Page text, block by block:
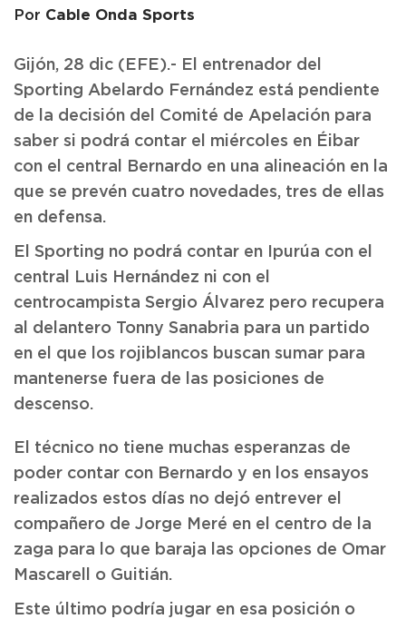
Por Cable Onda Sports
Gijón, 28 dic (EFE).- El entrenador del
Sporting Abelardo Fernández está pendiente
de la decisión del Comité de Apelación para
saber si podrá contar el miércoles en Éibar
con el central Bernardo en una alineación en la
que se prevén cuatro novedades, tres de ellas
en defensa.
El Sporting no podrá contar en Ipurúa con el
central Luis Hernández ni con el
centrocampista Sergio Álvarez pero recupera
al delantero Tonny Sanabria para un partido
en el que los rojiblancos buscan sumar para
mantenerse fuera de las posiciones de
descenso.
El técnico no tiene muchas esperanzas de
poder contar con Bernardo y en los ensayos
realizados estos días no dejó entrever el
compañero de Jorge Meré en el centro de la
zaga para lo que baraja las opciones de Omar
Mascarell o Guitián.
Este último podría jugar en esa posición o